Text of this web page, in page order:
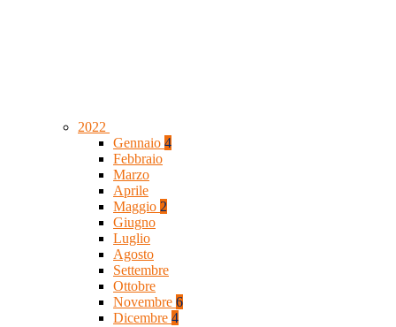
2022
Gennaio 4
Febbraio
Marzo
Aprile
Maggio 2
Giugno
Luglio
Agosto
Settembre
Ottobre
Novembre 6
Dicembre 4